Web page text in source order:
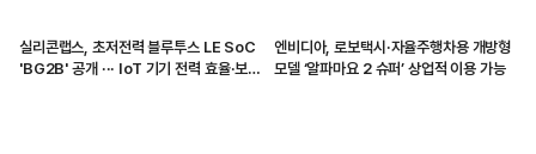
실리콘랩스, 초저전력 블루투스 LE SoC
'BG2B' 공개 ··· IoT 기기 전력 효율·보안
엔비디아, 로보택시·자율주행차용 개방형
모델 ‘알파마요 2 슈퍼’ 상업적 이용 가능